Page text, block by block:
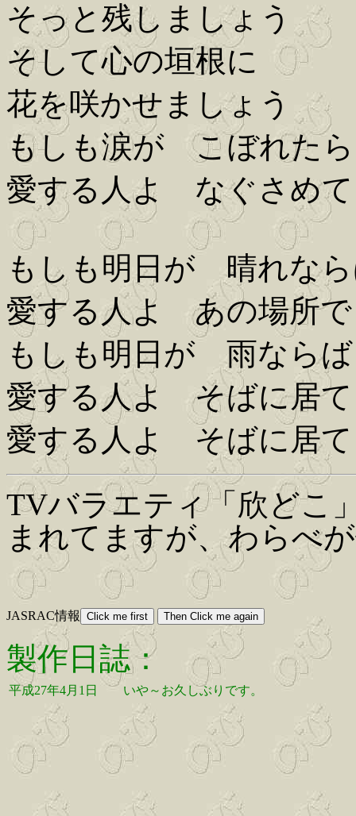
そっと残しましょう
そして心の垣根に
花を咲かせましょう
もしも涙が こぼれたら
愛する人よ なぐさめて
もしも明日が 晴れな
愛する人よ あの場所で
もしも明日が 雨ならば
愛する人よ そばに居て
愛する人よ そばに居て
TVバラエティ「欣どこ
まれてますが、わらべ
JASRAC情報
製作日誌：
平成27年4月1日 いや～お久しぶりです。